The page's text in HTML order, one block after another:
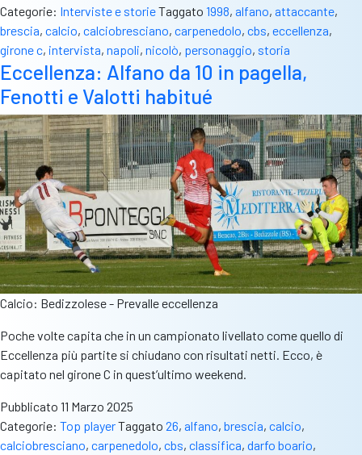
Categorie: Interviste e storieTaggato 1998, alfano, attaccante,
brescia, calcio, calciobresciano, carpenedolo, cbs, eccellenza,
girone c, intervista, napoli, nicolò, personaggio, storia
Eccellenza: Alfano da 10 in pagella,
Fenotti e Valotti habitué
Calcio: Bedizzolese - Prevalle eccellenza
Poche volte capita che in un campionato livellato come quello di
Eccellenza più partite si chiudano con risultati netti. Ecco, è
capitato nel girone C in quest’ultimo weekend.
Pubblicato 11 Marzo 2025
Categorie: Top playerTaggato 26, alfano, brescia, calcio,
calciobresciano, carpenedolo, cbs, classifica, darfo boario,